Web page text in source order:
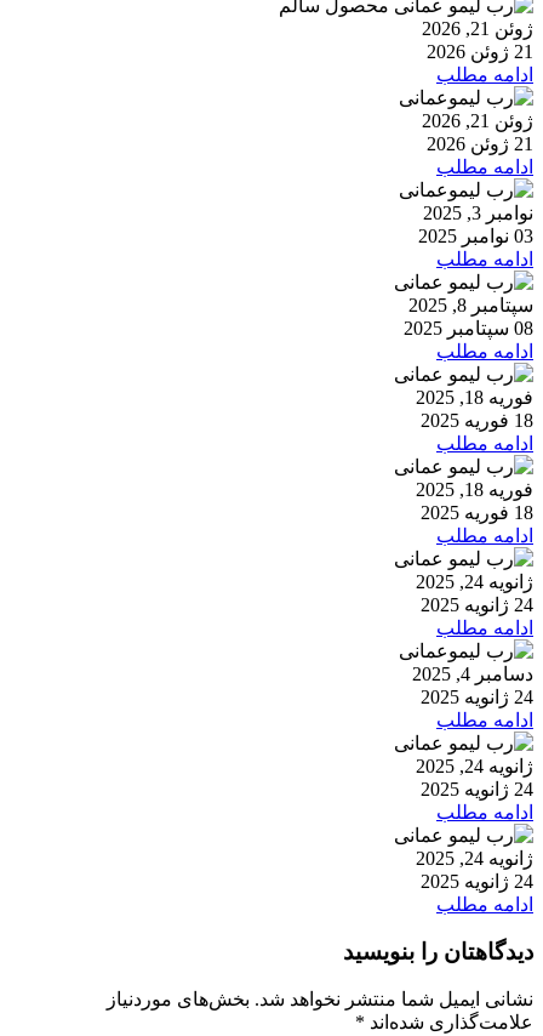
ژوئن 21, 2026
21 ژوئن 2026
ادامه مطلب
ژوئن 21, 2026
21 ژوئن 2026
ادامه مطلب
نوامبر 3, 2025
03 نوامبر 2025
ادامه مطلب
سپتامبر 8, 2025
08 سپتامبر 2025
ادامه مطلب
فوریه 18, 2025
18 فوریه 2025
ادامه مطلب
فوریه 18, 2025
18 فوریه 2025
ادامه مطلب
ژانویه 24, 2025
24 ژانویه 2025
ادامه مطلب
دسامبر 4, 2025
24 ژانویه 2025
ادامه مطلب
ژانویه 24, 2025
24 ژانویه 2025
ادامه مطلب
ژانویه 24, 2025
24 ژانویه 2025
ادامه مطلب
دیدگاهتان را بنویسید
نشانی ایمیل شما منتشر نخواهد شد. بخش‌های موردنیاز
علامت‌گذاری شده‌اند *